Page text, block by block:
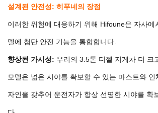
설계된 안전성: 히푸네의 장점
이러한 위험에 대응하기 위해 Hifoune은 자사에
델에 첨단 안전 기능을 통합합니다.
향상된 가시성: 우리의 3.5톤 디젤 지게차 더 크
모델은 넓은 시야를 확보할 수 있는 마스트와 인
자인을 갖추어 운전자가 항상 선명한 시야를 확